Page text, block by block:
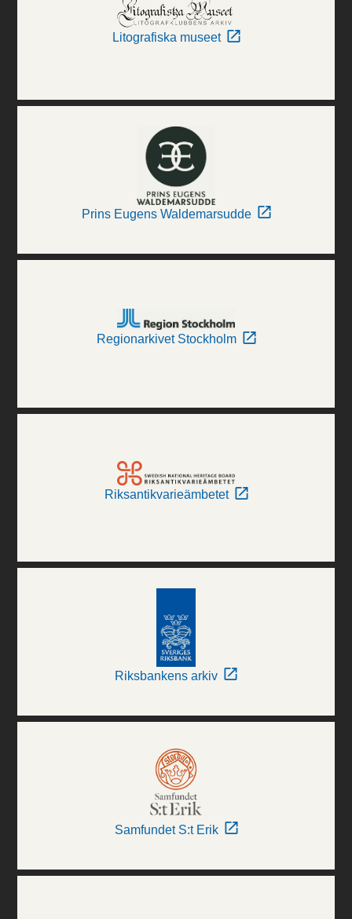
Litografiska museet
Prins Eugens Waldemarsudde
Regionarkivet Stockholm
Riksantikvarieämbetet
Riksbankens arkiv
Samfundet S:t Erik